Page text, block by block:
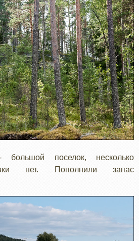
поселок, несколько
нет. Пополнили запас